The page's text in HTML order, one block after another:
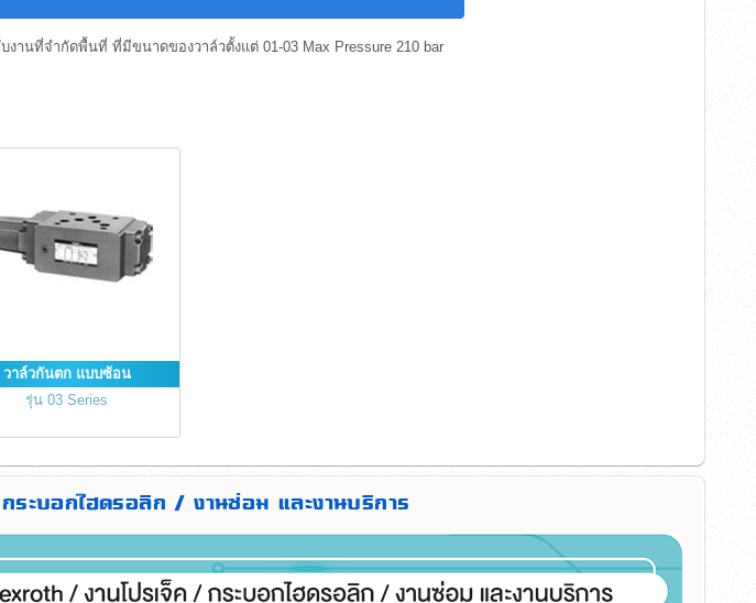
านที่จำกัดพื้นที่ ที่มีขนาดของวาล์วตั้งแต่ 01-03 Max Pressure 210 bar
วาล์วกันตก แบบซ้อน
รุ่น 03 Series
บอกไฮดรอลิก / งานซ่อม และงานบริการ